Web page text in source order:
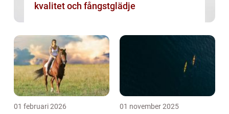
kvalitet och fångstglädje
01 februari 2026 01 november 2025